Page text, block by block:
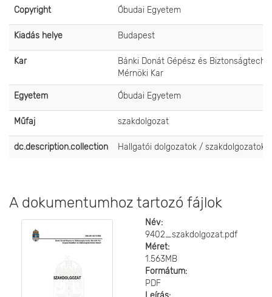
Copyright Óbudai Egyetem
Kiadás helye Budapest
Kar
Bánki Donát Gépész és
Mérnöki Kar
Egyetem Óbudai Egyetem
Műfaj szakdolgozat
dc.description.collection Hallgatói dolgozatok / szakdolgozatok
A dokumentumhoz tartozó fájlok
Név:
9402_szakdolgozat.pdf
Méret:
1.563MB
Formátum:
PDF